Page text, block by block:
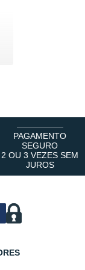
PAGAMENTO
SEGURO
2 OU 3 VEZES SEM
JUROS